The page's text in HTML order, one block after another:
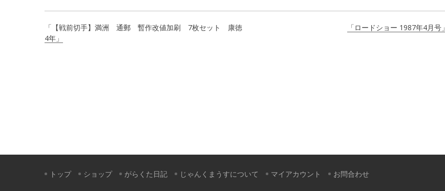
稿
「【戦前切手】満洲 通郵 暫作改値加刷 7枚セット 康徳
4年」
「ロードショー 1987年4月号」
トップ ショップ がらくた日記 じゃんくまうすについて マイアカウント お問合わせ